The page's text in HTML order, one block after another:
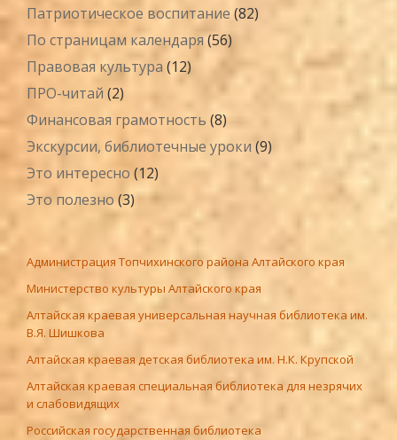
Патриотическое воспитание (82)
По страницам календаря (56)
Правовая культура (12)
ПРО-читай (2)
Финансовая грамотность (8)
Экскурсии, библиотечные уроки (9)
Это интересно (12)
Это полезно (3)
Администрация Топчихинского района Алтайского края
Министерство культуры Алтайского края
Алтайская краевая универсальная научная библиотека им.
В.Я. Шишкова
Алтайская краевая детская библиотека им. Н.К. Крупской
Алтайская краевая специальная библиотека для незрячих
и слабовидящих
Российская государственная библиотека